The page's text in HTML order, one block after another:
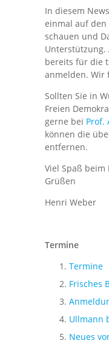
In diesem
einmal auf
schauen und
Unterstützung.
bereits für die
anmelden. Wir
Sollten Sie in
Freien
gerne bei Prof.
können die
entfernen.
Viel Spaß
Grüßen
Henri Weber
Termine
Termine
Frisches
Ullmann
Neues